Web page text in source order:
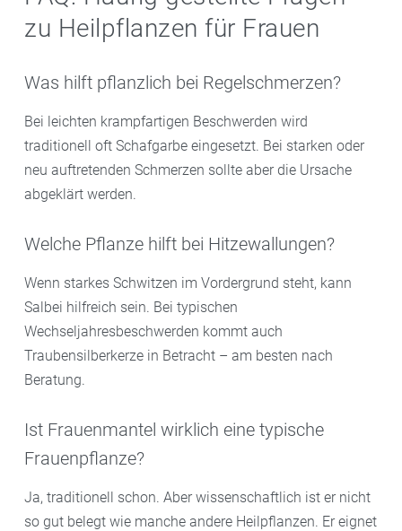
zu Heilpflanzen für Frauen
Was hilft pflanzlich bei Regelschmerzen?
Bei leichten krampfartigen Beschwerden wird
traditionell oft Schafgarbe eingesetzt. Bei starken oder
neu auftretenden Schmerzen sollte aber die Ursache
abgeklärt werden.
Welche Pflanze hilft bei Hitzewallungen?
Wenn starkes Schwitzen im Vordergrund steht, kann
Salbei hilfreich sein. Bei typischen
Wechseljahresbeschwerden kommt auch
Traubensilberkerze in Betracht – am besten nach
Beratung.
Ist Frauenmantel wirklich eine typische
Frauenpflanze?
Ja, traditionell schon. Aber wissenschaftlich ist er nicht
so gut belegt wie manche andere Heilpflanzen. Er eignet